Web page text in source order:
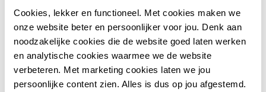
Cookies, lekker en functioneel. Met cookies maken we
onze website beter en persoonlijker voor jou. Denk aan
noodzakelijke cookies die de website goed laten werken
en analytische cookies waarmee we de website
verbeteren. Met marketing cookies laten we jou
persoonlijke content zien. Alles is dus op jou afgestemd.